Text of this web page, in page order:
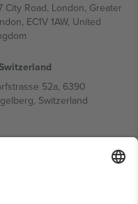
City Road, London, Greater
EC1V 1AW, United
52a, 6390
Switzerland
Dubai Silicon Oasis, DDP